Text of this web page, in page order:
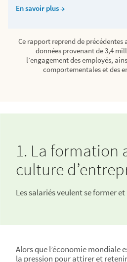
En savoir plus →
Ce rapport reprend de précédentes
données provenant de 3,4
l’engagement des employés,
comportementales et des
1. La formation
culture
Les salariés veulent se former
Alors que l’économie mondiale
la pression pour attirer et